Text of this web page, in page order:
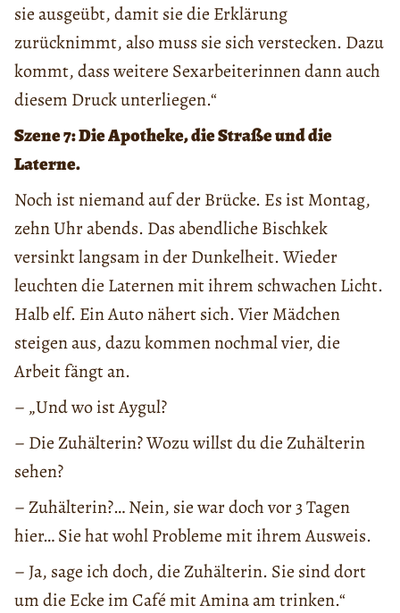
sie ausgeübt, damit sie die Erklärung
zurücknimmt, also muss sie sich verstecken. Dazu
kommt, dass weitere Sexarbeiterinnen dann auch
diesem Druck unterliegen.“
Szene 7: Die Apotheke, die Straße und die
Laterne.
Noch ist niemand auf der Brücke. Es ist Montag,
zehn Uhr abends. Das abendliche Bischkek
versinkt langsam in der Dunkelheit. Wieder
leuchten die Laternen mit ihrem schwachen Licht.
Halb elf. Ein Auto nähert sich. Vier Mädchen
steigen aus, dazu kommen nochmal vier, die
Arbeit fängt an.
– „Und wo ist Aygul?
– Die Zuhälterin? Wozu willst du die Zuhälterin
sehen?
– Zuhälterin?… Nein, sie war doch vor 3 Tagen
hier… Sie hat wohl Probleme mit ihrem Ausweis.
– Ja, sage ich doch, die Zuhälterin. Sie sind dort
um die Ecke im Café mit Amina am trinken.“